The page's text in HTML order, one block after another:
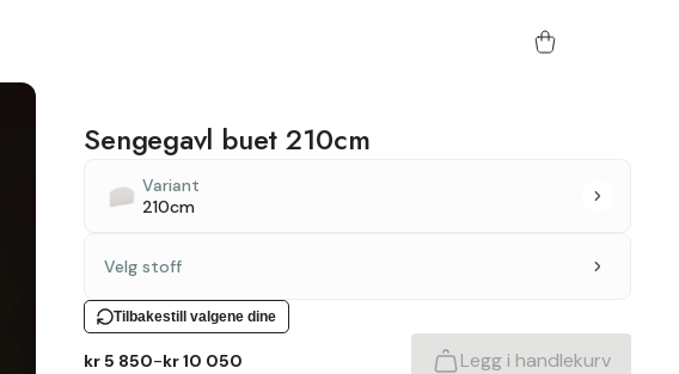
Sengegavl buet 210cm
Variant
210cm
Velg stoff
Tilbakestill valgene dine
kr 5 850-kr 10 050 Legg i handlekurv